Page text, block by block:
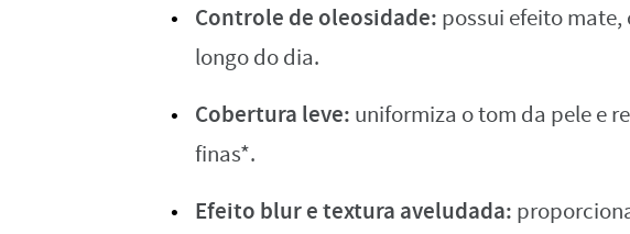
Controle de oleosidade: possui efeito
longo do dia.
Cobertura leve: uniformiza o tom da pele e
finas*.
Efeito blur e textura aveludada: